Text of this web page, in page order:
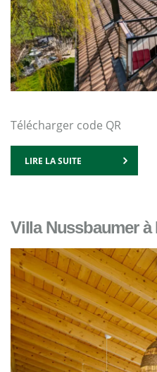
Télécharger code QR
LIRE LA SUITE
Villa Nussbaumer